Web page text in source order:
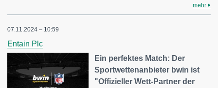
mehr
07.11.2024 – 10:59
Entain Plc
Ein perfektes Match: Der
Sportwettenanbieter bwin ist
"Offizieller Wett-Partner der